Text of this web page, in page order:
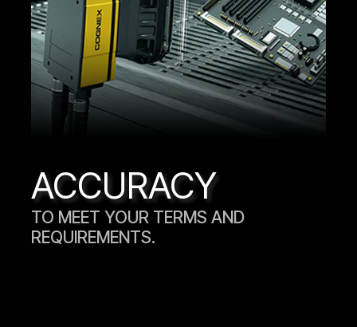
ACCURACY
TO MEET YOUR TERMS AND
REQUIREMENTS.